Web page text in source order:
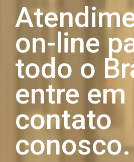
on-line
todo o
entre em
contato
conosco.